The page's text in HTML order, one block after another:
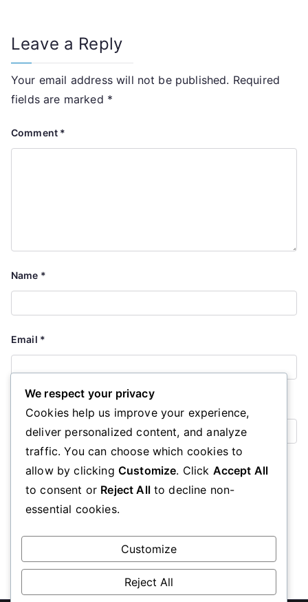
Leave a Reply
Your email address will not be published. Required
fields are marked *
Comment *
Name *
Email *
Save my name, email, and website in this browser for the
next time I comment.
We respect your privacy
Cookies help us improve your experience,
deliver personalized content, and analyze
traffic. You can choose which cookies to
allow by clicking Customize. Click Accept All
to consent or Reject Allto decline non-
essential cookies.
Customize
Reject All